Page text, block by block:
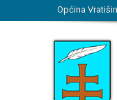
Općina